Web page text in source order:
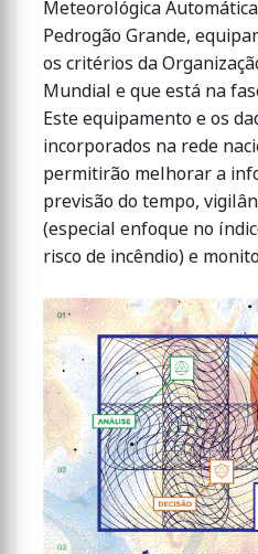
Meteorológica
Pedrogão Grande,
os critérios da
Mundial e que está na
Este equipamento e os
incorporados na rede
permitirão melhorar a
previsão do tempo,
(especial enfoque no
risco de incêndio) e